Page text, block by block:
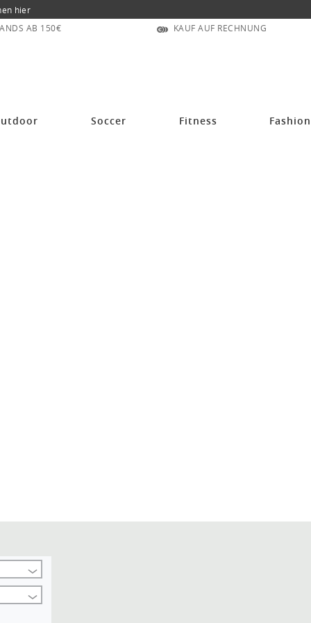
hier
AB 150€
KAUF AUF RECHNUNG
Soccer Fitness Fashion